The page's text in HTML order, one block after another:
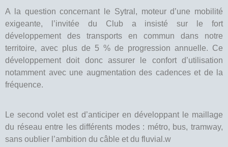
A la question concernant le Sytral, moteur d’une mobilité
exigeante, l’invitée du Club a insisté sur le fort
développement des transports en commun dans notre
territoire, avec plus de 5 % de progression annuelle. Ce
développement doit donc assurer le confort d’utilisation
notamment avec une augmentation des cadences et de la
fréquence.
Le second volet est d’anticiper en développant le maillage
du réseau entre les différents modes : métro, bus, tramway,
sans oublier l’ambition du câble et du fluvial.w